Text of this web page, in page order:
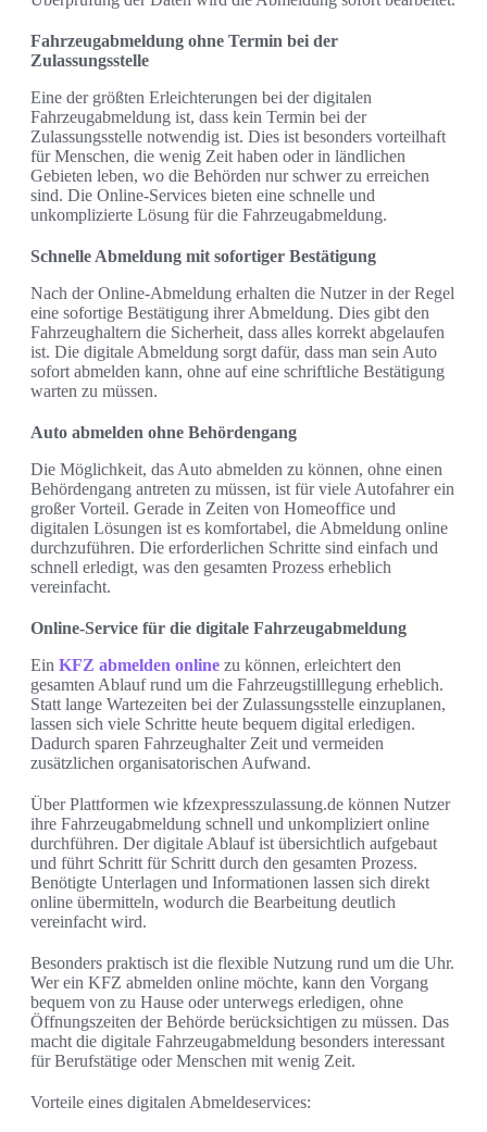
Fahrzeugabmeldung ohne Termin bei der
Zulassungsstelle
Eine der größten Erleichterungen bei der digitalen
Fahrzeugabmeldung ist, dass kein Termin bei der
Zulassungsstelle notwendig ist. Dies ist besonders vorteilhaft
für Menschen, die wenig Zeit haben oder in ländlichen
Gebieten leben, wo die Behörden nur schwer zu erreichen
sind. Die Online-Services bieten eine schnelle und
unkomplizierte Lösung für die Fahrzeugabmeldung.
Schnelle Abmeldung mit sofortiger Bestätigung
Nach der Online-Abmeldung erhalten die Nutzer in der Regel
eine sofortige Bestätigung ihrer Abmeldung. Dies gibt den
Fahrzeughaltern die Sicherheit, dass alles korrekt abgelaufen
ist. Die digitale Abmeldung sorgt dafür, dass man sein Auto
sofort abmelden kann, ohne auf eine schriftliche Bestätigung
warten zu müssen.
Auto abmelden ohne Behördengang
Die Möglichkeit, das Auto abmelden zu können, ohne einen
Behördengang antreten zu müssen, ist für viele Autofahrer ein
großer Vorteil. Gerade in Zeiten von Homeoffice und
digitalen Lösungen ist es komfortabel, die Abmeldung online
durchzuführen. Die erforderlichen Schritte sind einfach und
schnell erledigt, was den gesamten Prozess erheblich
vereinfacht.
Online-Service für die digitale Fahrzeugabmeldung
Ein KFZ abmelden online zu können, erleichtert den
gesamten Ablauf rund um die Fahrzeugstilllegung erheblich.
Statt lange Wartezeiten bei der Zulassungsstelle einzuplanen,
lassen sich viele Schritte heute bequem digital erledigen.
Dadurch sparen Fahrzeughalter Zeit und vermeiden
zusätzlichen organisatorischen Aufwand.
Über Plattformen wie kfzexpresszulassung.de können Nutzer
ihre Fahrzeugabmeldung schnell und unkompliziert online
durchführen. Der digitale Ablauf ist übersichtlich aufgebaut
und führt Schritt für Schritt durch den gesamten Prozess.
Benötigte Unterlagen und Informationen lassen sich direkt
online übermitteln, wodurch die Bearbeitung deutlich
vereinfacht wird.
Besonders praktisch ist die flexible Nutzung rund um die Uhr.
Wer ein KFZ abmelden online möchte, kann den Vorgang
bequem von zu Hause oder unterwegs erledigen, ohne
Öffnungszeiten der Behörde berücksichtigen zu müssen. Das
macht die digitale Fahrzeugabmeldung besonders interessant
für Berufstätige oder Menschen mit wenig Zeit.
Vorteile eines digitalen Abmeldeservices: